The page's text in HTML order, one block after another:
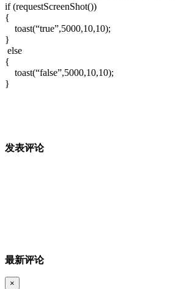
if (requestScreenShot())
{
toast(“true”,5000,10,10);
}
else
{
toast(“false”,5000,10,10);
}
发表评论
最新评论
×